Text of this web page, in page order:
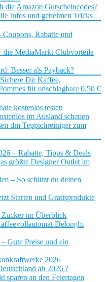
die Amazon Gutscheincodes?
Infos und geheimen Tricks
Rabatte und
die MediaMarkt Clubvorteile
Besser als Payback?
Dir Kaffee,
für unschlagbare 0,50 €
kostenlos testen
im Ausland schauen
dm Teppichreiniger zum
– Rabatte, Tipps & Deals
größte Designer Outlet im
– So schützt du deinen
Starten und Gratisprodukte
Zucker im Überblick
Delonghi
Gute Preise und ein
2026
ab 2026 ?
sparen an den Feiertagen